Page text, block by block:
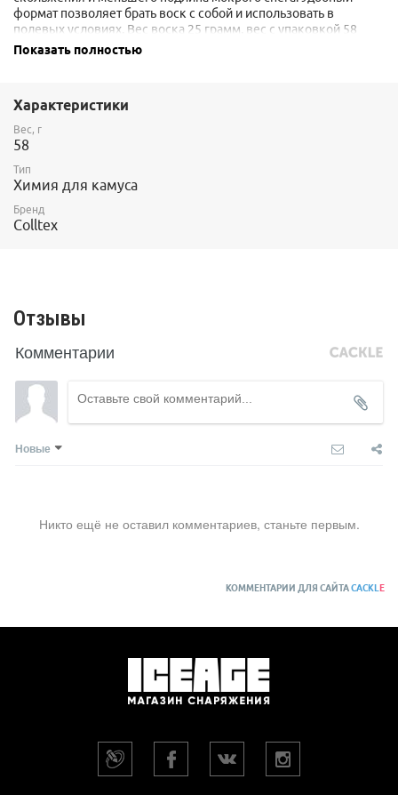
формат позволяет брать воск с собой и использовать в
полевых условиях. Вес воска 25 грамм, вес с упаковкой 58
грамм.
Видео по использованию твердого воска:
https://vimeo.com/307280012
Показать полностью
Характеристики
Вес, г
58
Тип
Химия для камуса
Бренд
Colltex
Отзывы
Комментарии
Новые
Никто ещё не оставил комментариев, станьте первым.
КОММЕНТАРИИ ДЛЯ САЙТАCACKL E